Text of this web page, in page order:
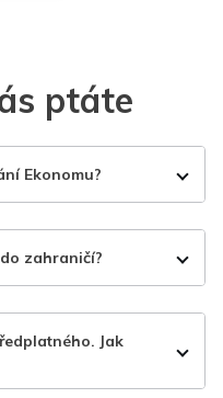
ptáte
Ekonomu?
zahraničí?
Jak